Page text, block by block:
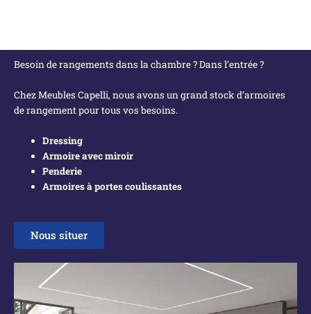
Besoin de rangements dans la chambre ? Dans l’entrée ?
Chez Meubles Capelli, nous avons un grand stock d’armoires
de rangement pour tous vos besoins.
Dressing
Armoire avec miroir
Penderie
Armoires à portes coulissantes
Nous situer